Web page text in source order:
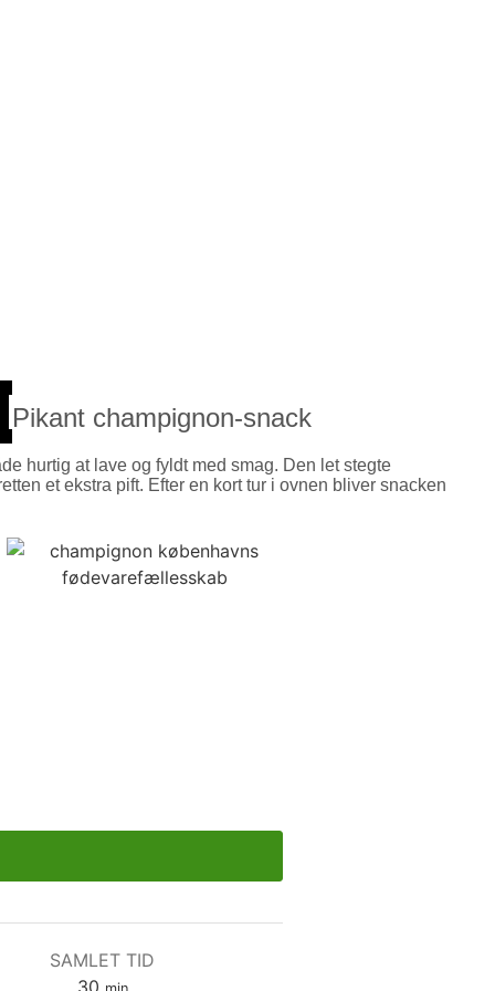
Pikant champignon-snack
hurtig at lave og fyldt med smag. Den let stegte
et ekstra pift. Efter en kort tur i ovnen bliver snacken
SAMLET TID
30minutter